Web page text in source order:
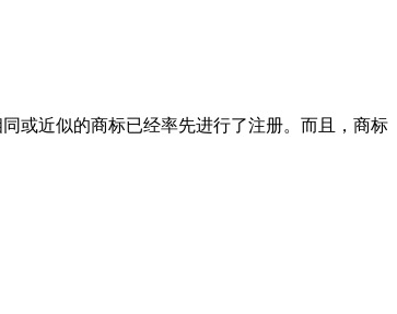
或近似的商标已经率先进行了注册。而且，商标